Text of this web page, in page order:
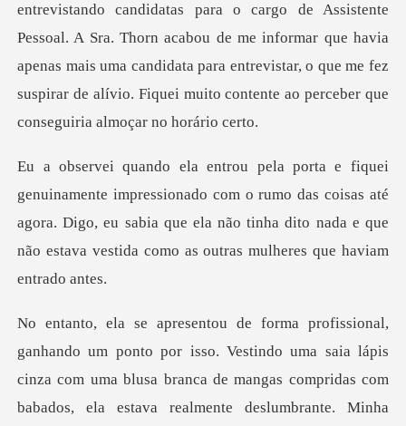
te
Pessoal. A Sra. Thorn acabou de me informar que havia
apenas mais uma candidata para entrevistar, o q
do com o rumo das coisas até
agora. Digo, eu sabia que ela não tinha dito na
ridas com
babados, ela estava realmente deslumbrante. Minha